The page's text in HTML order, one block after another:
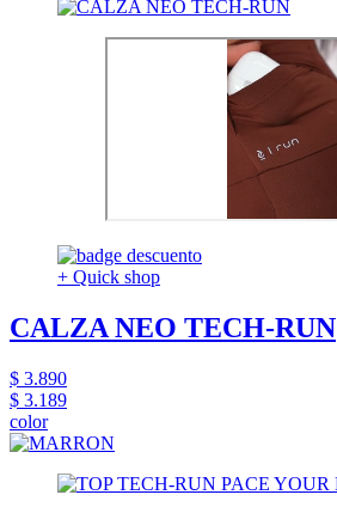
+ Quick shop
CALZA NEO TECH-RUN
$ 3.890
$ 3.189
color